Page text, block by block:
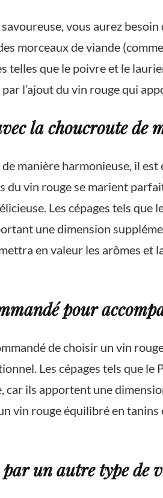
vous aurez
morceaux de viande
telles que le poivre et le
l’ajout du vin rouge qui
la choucroute de
manière harmonieuse, il
du vin rouge se marient
Les cépages tels
une dimension
en valeur les arômes
pour
de choisir un vin
Les cépages tels que
ils apportent une
vin rouge équilibré en
un autre type de